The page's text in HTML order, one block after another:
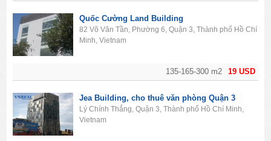
19 USD
135-165-300 m2
Quốc Cường Land Building
82 Võ Văn Tần, Phường 6, Quận 3, Thành phố Hồ Chí
Minh, Vietnam
Jea Building, cho thuê văn phòng Quận 3
Lý Chính Thắng, Quận 3, Thành phố Hồ Chí Minh,
Vietnam